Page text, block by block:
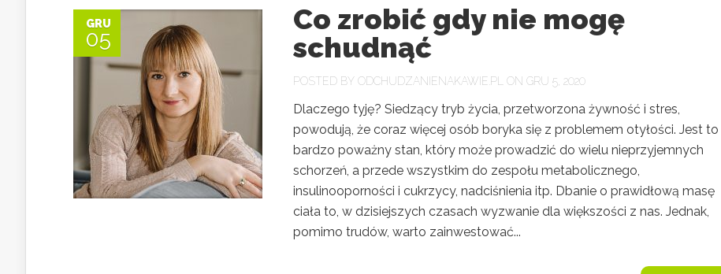
GRU
05
Co zrobić gdy nie mogę
schudnąć
POSTED BY ODCHUDZANIENAKAWIE.PL ON GRU 5, 2020
Dlaczego tyję? Siedzący tryb życia, przetworzona żywność i stres,
powodują, że coraz więcej osób boryka się z problemem otyłości. Jest to
bardzo poważny stan, który może prowadzić do wielu nieprzyjemnych
schorzeń, a przede wszystkim do zespołu metabolicznego,
insulinooporności i cukrzycy, nadciśnienia itp. Dbanie o prawidłową masę
ciała to, w dzisiejszych czasach wyzwanie dla większości z nas. Jednak,
pomimo trudów, warto zainwestować...